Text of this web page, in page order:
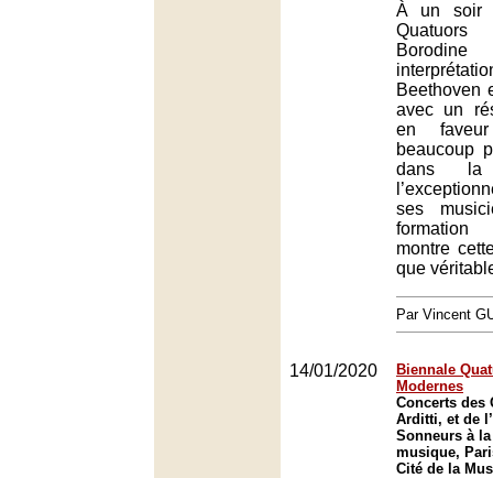
À un soir
Beethoven
avec un
en
beaucoup
dans la
ses
montre
que
Par Vincent
14/01/2020
Biennale
Modernes
Concerts des
Arditti, et de
Sonneurs à
musique,
Cité de la